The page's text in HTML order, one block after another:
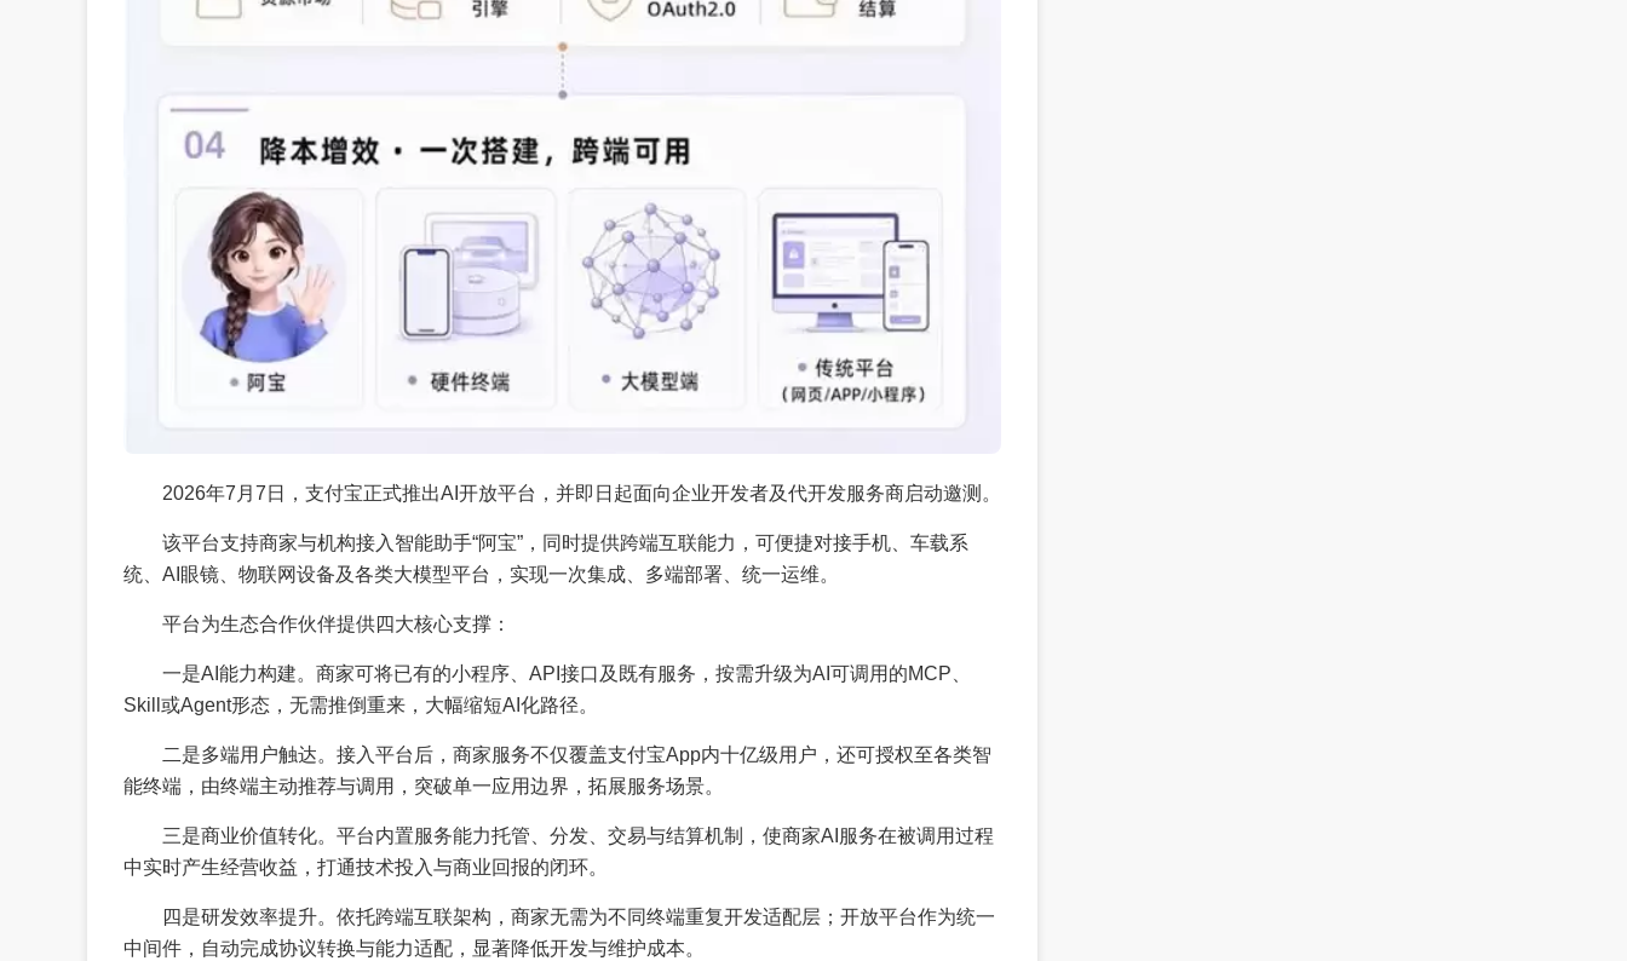
2026年7月7日，支付宝正式推出AI开放平台，并即日起面向企业开发者及代开发服务商启动邀测。
该平台支持商家与机构接入智能助手“阿宝”，同时提供跨端互联能力，可便捷对接手机、车载系
统、AI眼镜、物联网设备及各类大模型平台，实现一次集成、多端部署、统一运维。
平台为生态合作伙伴提供四大核心支撑：
一是AI能力构建。商家可将已有的小程序、API接口及既有服务，按需升级为AI可调用的MCP、
Skill或Agent形态，无需推倒重来，大幅缩短AI化路径。
二是多端用户触达。接入平台后，商家服务不仅覆盖支付宝App内十亿级用户，还可授权至各类智
能终端，由终端主动推荐与调用，突破单一应用边界，拓展服务场景。
三是商业价值转化。平台内置服务能力托管、分发、交易与结算机制，使商家AI服务在被调用过程
中实时产生经营收益，打通技术投入与商业回报的闭环。
四是研发效率提升。依托跨端互联架构，商家无需为不同终端重复开发适配层；开放平台作为统一
中间件，自动完成协议转换与能力适配，显著降低开发与维护成本。